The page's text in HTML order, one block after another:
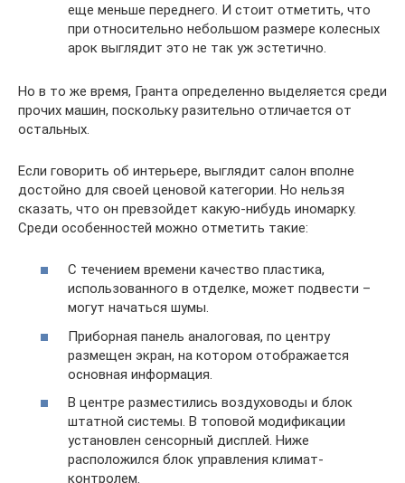
еще меньше переднего. И стоит отметить, что
при относительно небольшом размере колесных
арок выглядит это не так уж эстетично.
Но в то же время, Гранта определенно выделяется среди
прочих машин, поскольку разительно отличается от
остальных.
Если говорить об интерьере, выглядит салон вполне
достойно для своей ценовой категории. Но нельзя
сказать, что он превзойдет какую-нибудь иномарку.
Среди особенностей можно отметить такие:
С течением времени качество пластика,
использованного в отделке, может подвести –
могут начаться шумы.
Приборная панель аналоговая, по центру
размещен экран, на котором отображается
основная информация.
В центре разместились воздуховоды и блок
штатной системы. В топовой модификации
установлен сенсорный дисплей. Ниже
расположился блок управления климат-
контролем.